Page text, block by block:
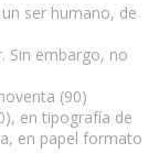
ser humano, de
Sin embargo, no
(90)
en tipografía de
en papel formato